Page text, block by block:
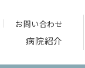
お問い合わせ
病院紹介